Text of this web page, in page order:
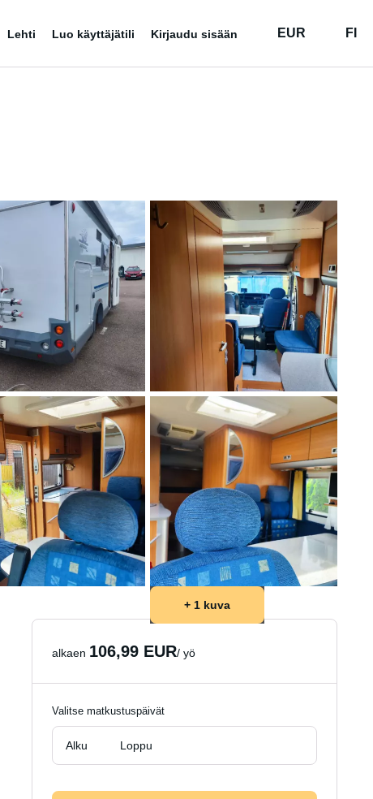
Lehti Luo käyttäjätili Kirjaudu sisään EUR FI
+ 1 kuva
alkaen 106,99 EUR/ yö
Valitse matkustuspäivät
Alku Loppu